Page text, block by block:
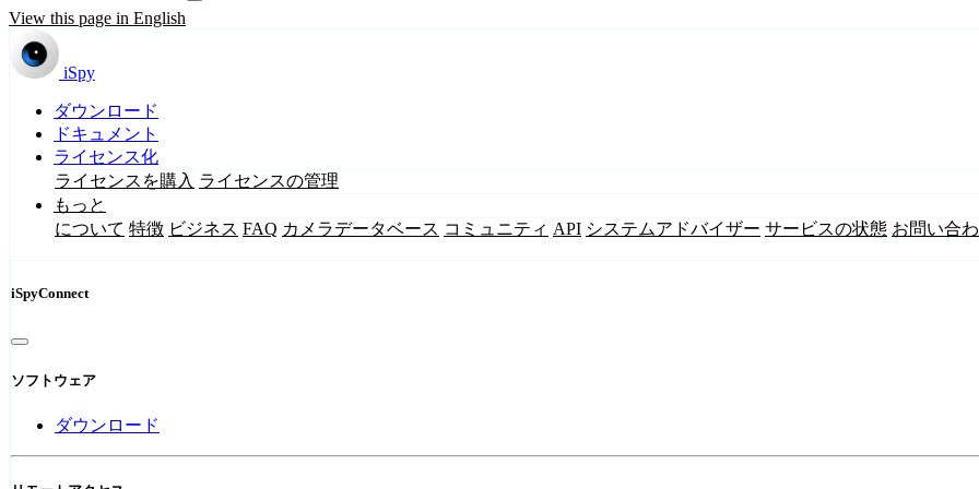
View this page in English
iSpy
ダウンロード
ドキュメント
ライセンス化
ライセンスを購入 ライセンスの管理
もっと
について 特徴 ビジネス FAQ カメラデータベース コミュニティ API システムアドバイザー サービスの状態 お問い合
iSpyConnect
ソフトウェア
ダウンロード